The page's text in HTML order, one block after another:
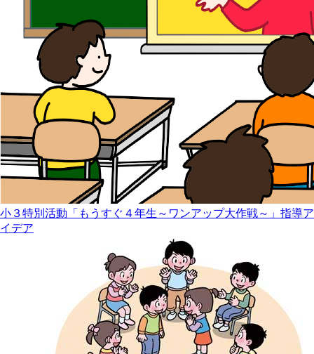
小３特別活動「もうすぐ４年生～ワンアップ大作戦～」指導ア
イデア